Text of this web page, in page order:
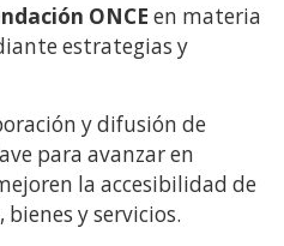
ONCE en materia
estrategias y
y difusión de
para avanzar en
la accesibilidad de
y servicios.